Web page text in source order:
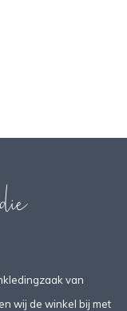
van
wij de winkel bij met